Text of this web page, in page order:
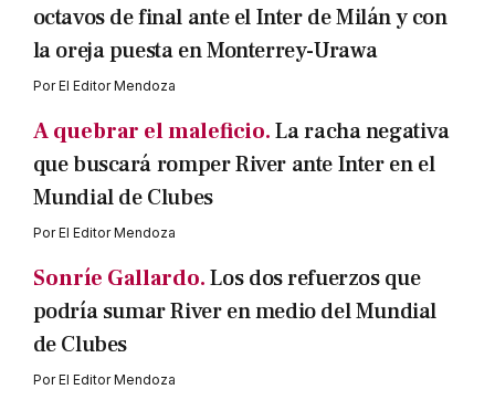
octavos de final ante el Inter de Milán y con
la oreja puesta en Monterrey-Urawa
PorEl Editor Mendoza
A quebrar el maleficio.La racha negativa
que buscará romper River ante Inter en el
Mundial de Clubes
PorEl Editor Mendoza
Sonríe Gallardo.Los dos refuerzos que
podría sumar River en medio del Mundial
de Clubes
PorEl Editor Mendoza